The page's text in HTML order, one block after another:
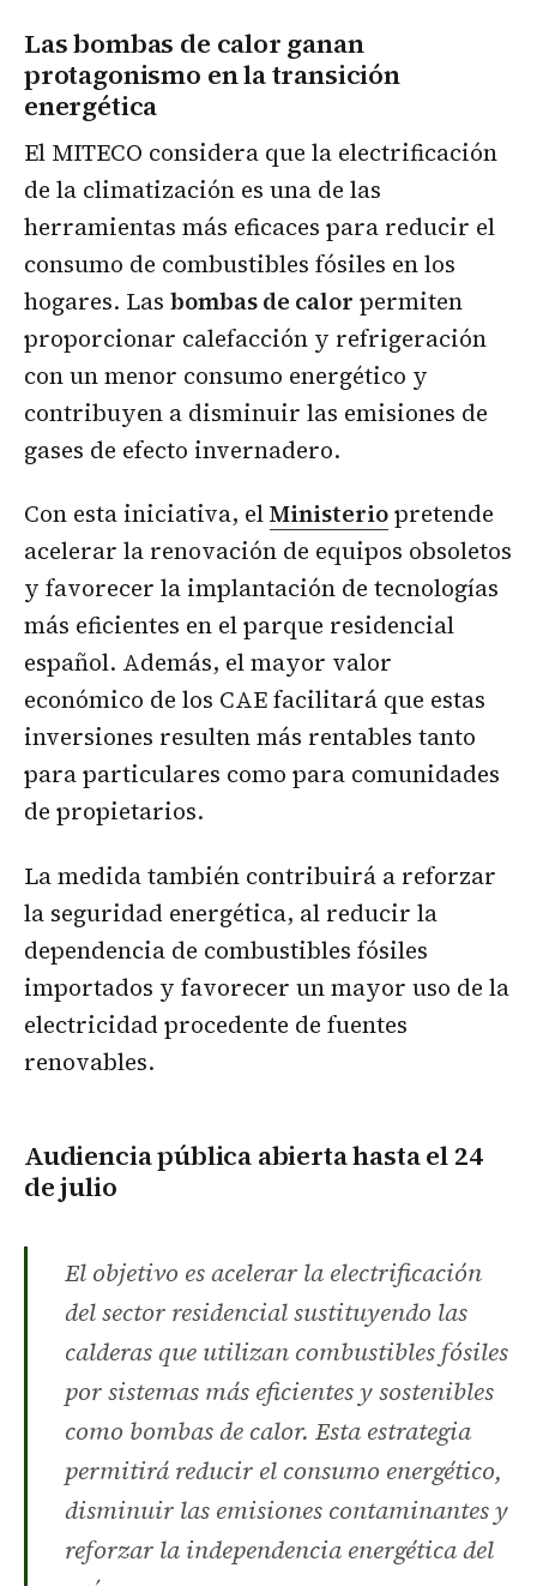
Las bombas de calor ganan
protagonismo en la transición
energética
El MITECO considera que la electrificación
de la climatización es una de las
herramientas más eficaces para reducir el
consumo de combustibles fósiles en los
hogares. Las bombas de calor permiten
proporcionar calefacción y refrigeración
con un menor consumo energético y
contribuyen a disminuir las emisiones de
gases de efecto invernadero.
Con esta iniciativa, elMinisteriopretende
acelerar la renovación de equipos obsoletos
y favorecer la implantación de tecnologías
más eficientes en el parque residencial
español. Además, el mayor valor
económico de los CAE facilitará que estas
inversiones resulten más rentables tanto
para particulares como para comunidades
de propietarios.
La medida también contribuirá a reforzar
la seguridad energética, al reducir la
dependencia de combustibles fósiles
importados y favorecer un mayor uso de la
electricidad procedente de fuentes
renovables.
Audiencia pública abierta hasta el 24
de julio
El objetivo es acelerar la electrificación
del sector residencial sustituyendo las
calderas que utilizan combustibles fósiles
por sistemas más eficientes y sostenibles
como bombas de calor. Esta estrategia
permitirá reducir el consumo energético,
disminuir las emisiones contaminantes y
reforzar la independencia energética del